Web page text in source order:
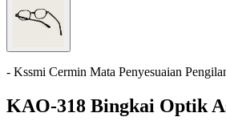
- Kssmi Cermin Mata Penyesuaian
KAO-318 Bingkai Optik